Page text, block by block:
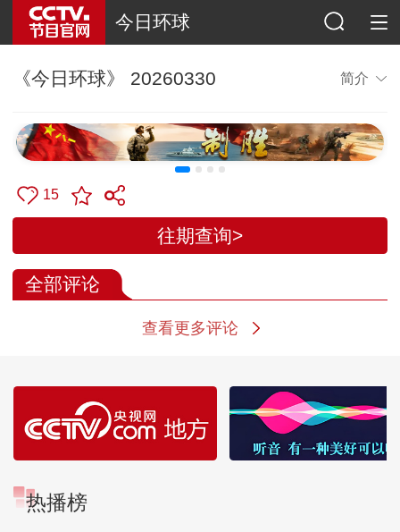
今日环球
《今日环球》 20260330 简介
15
往期查询>
全部评论
查看更多评论
热播榜